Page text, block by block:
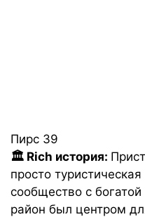
Пирс 39
🏛️ Rich история:
просто
сообщество с
район был центром